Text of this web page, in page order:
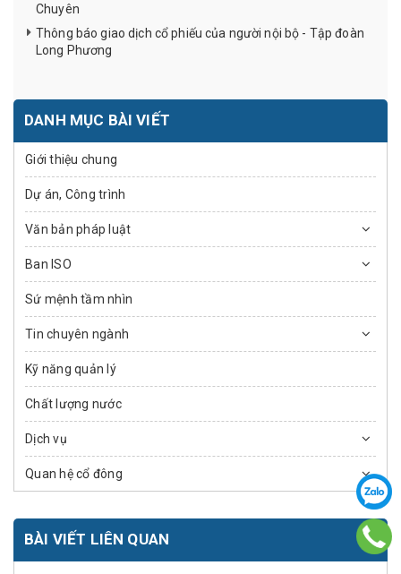
Chuyên
Thông báo giao dịch cổ phiếu của người nội bộ - Tập đoàn
Long Phương
DANH MỤC BÀI VIẾT
Giới thiệu chung
Dự án, Công trình
Văn bản pháp luật
Ban ISO
Sứ mệnh tầm nhìn
Tin chuyên ngành
Kỹ năng quản lý
Chất lượng nước
Dịch vụ
Quan hệ cổ đông
BÀI VIẾT LIÊN QUAN